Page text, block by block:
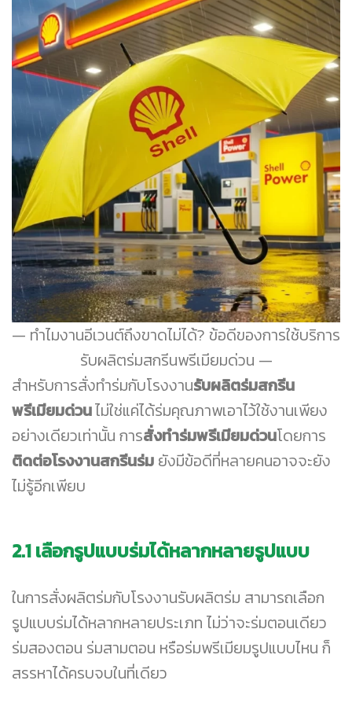
ทำไมงานอีเวนต์ถึงขาดไม่ได้? ข้อดีของการใช้บริการ
รับผลิตร่มสกรีนพรีเมียมด่วน
สำหรับการสั่งทำร่มกับโรงงานรับผลิตร่มสกรีน
พรีเมียมด่วนไม่ใช่แค่ได้ร่มคุณภาพเอาไว้ใช้งานเพียง
อย่างเดียวเท่านั้น การสั่งทำร่มพรีเมียมด่วนโดยการ
ติดต่อโรงงานสกรีนร่ม ยังมีข้อดีที่หลายคนอาจจะยัง
ไม่รู้อีกเพียบ
2.1 เลือกรูปแบบร่มได้หลากหลายรูปแบบ
ในการสั่งผลิตร่มกับโรงงานรับผลิตร่ม สามารถเลือก
รูปแบบร่มได้หลากหลายประเภท ไม่ว่าจะร่มตอนเดียว
ร่มสองตอน ร่มสามตอน หรือร่มพรีเมียมรูปแบบไหน ก็
สรรหาได้ครบจบในที่เดียว